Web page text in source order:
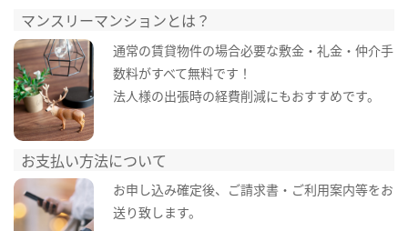
マンスリーマンションとは？
通常の賃貸物件の場合必要な敷金・礼金・仲介手
数料がすべて無料です！
法人様の出張時の経費削減にもおすすめです。
お支払い方法について
お申し込み確定後、ご請求書・ご利用案内等をお
送り致します。